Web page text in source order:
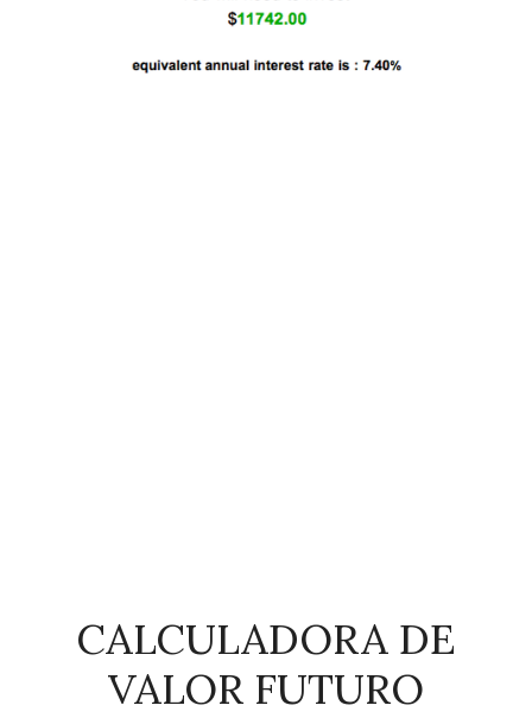
CALCULADORA DE
VALOR FUTURO